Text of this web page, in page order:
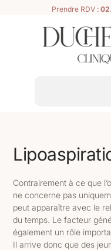
Prendre RDV :
Contrairement à ce que
ne concerne pas
peut apparaître avec le
du temps. Le facteur
également un rôle
Il arrive donc que des